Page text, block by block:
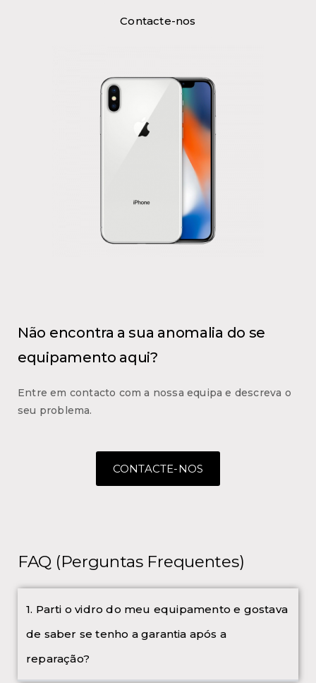
Contacte-nos
Não encontra a sua anomalia do se
equipamento aqui?
Entre em contacto com a nossa equipa e descreva o
seu problema.
CONTACTE-NOS
FAQ (Perguntas Frequentes)
1. Parti o vidro do meu equipamento e gostava
de saber se tenho a garantia após a
reparação?